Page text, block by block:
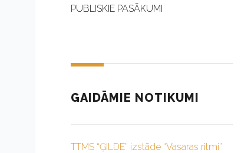
PUBLISKIE PASĀKUMI
GAIDĀMIE NOTIKUMI
TTMS “ĢILDE” izstāde “Vasaras ritmi”